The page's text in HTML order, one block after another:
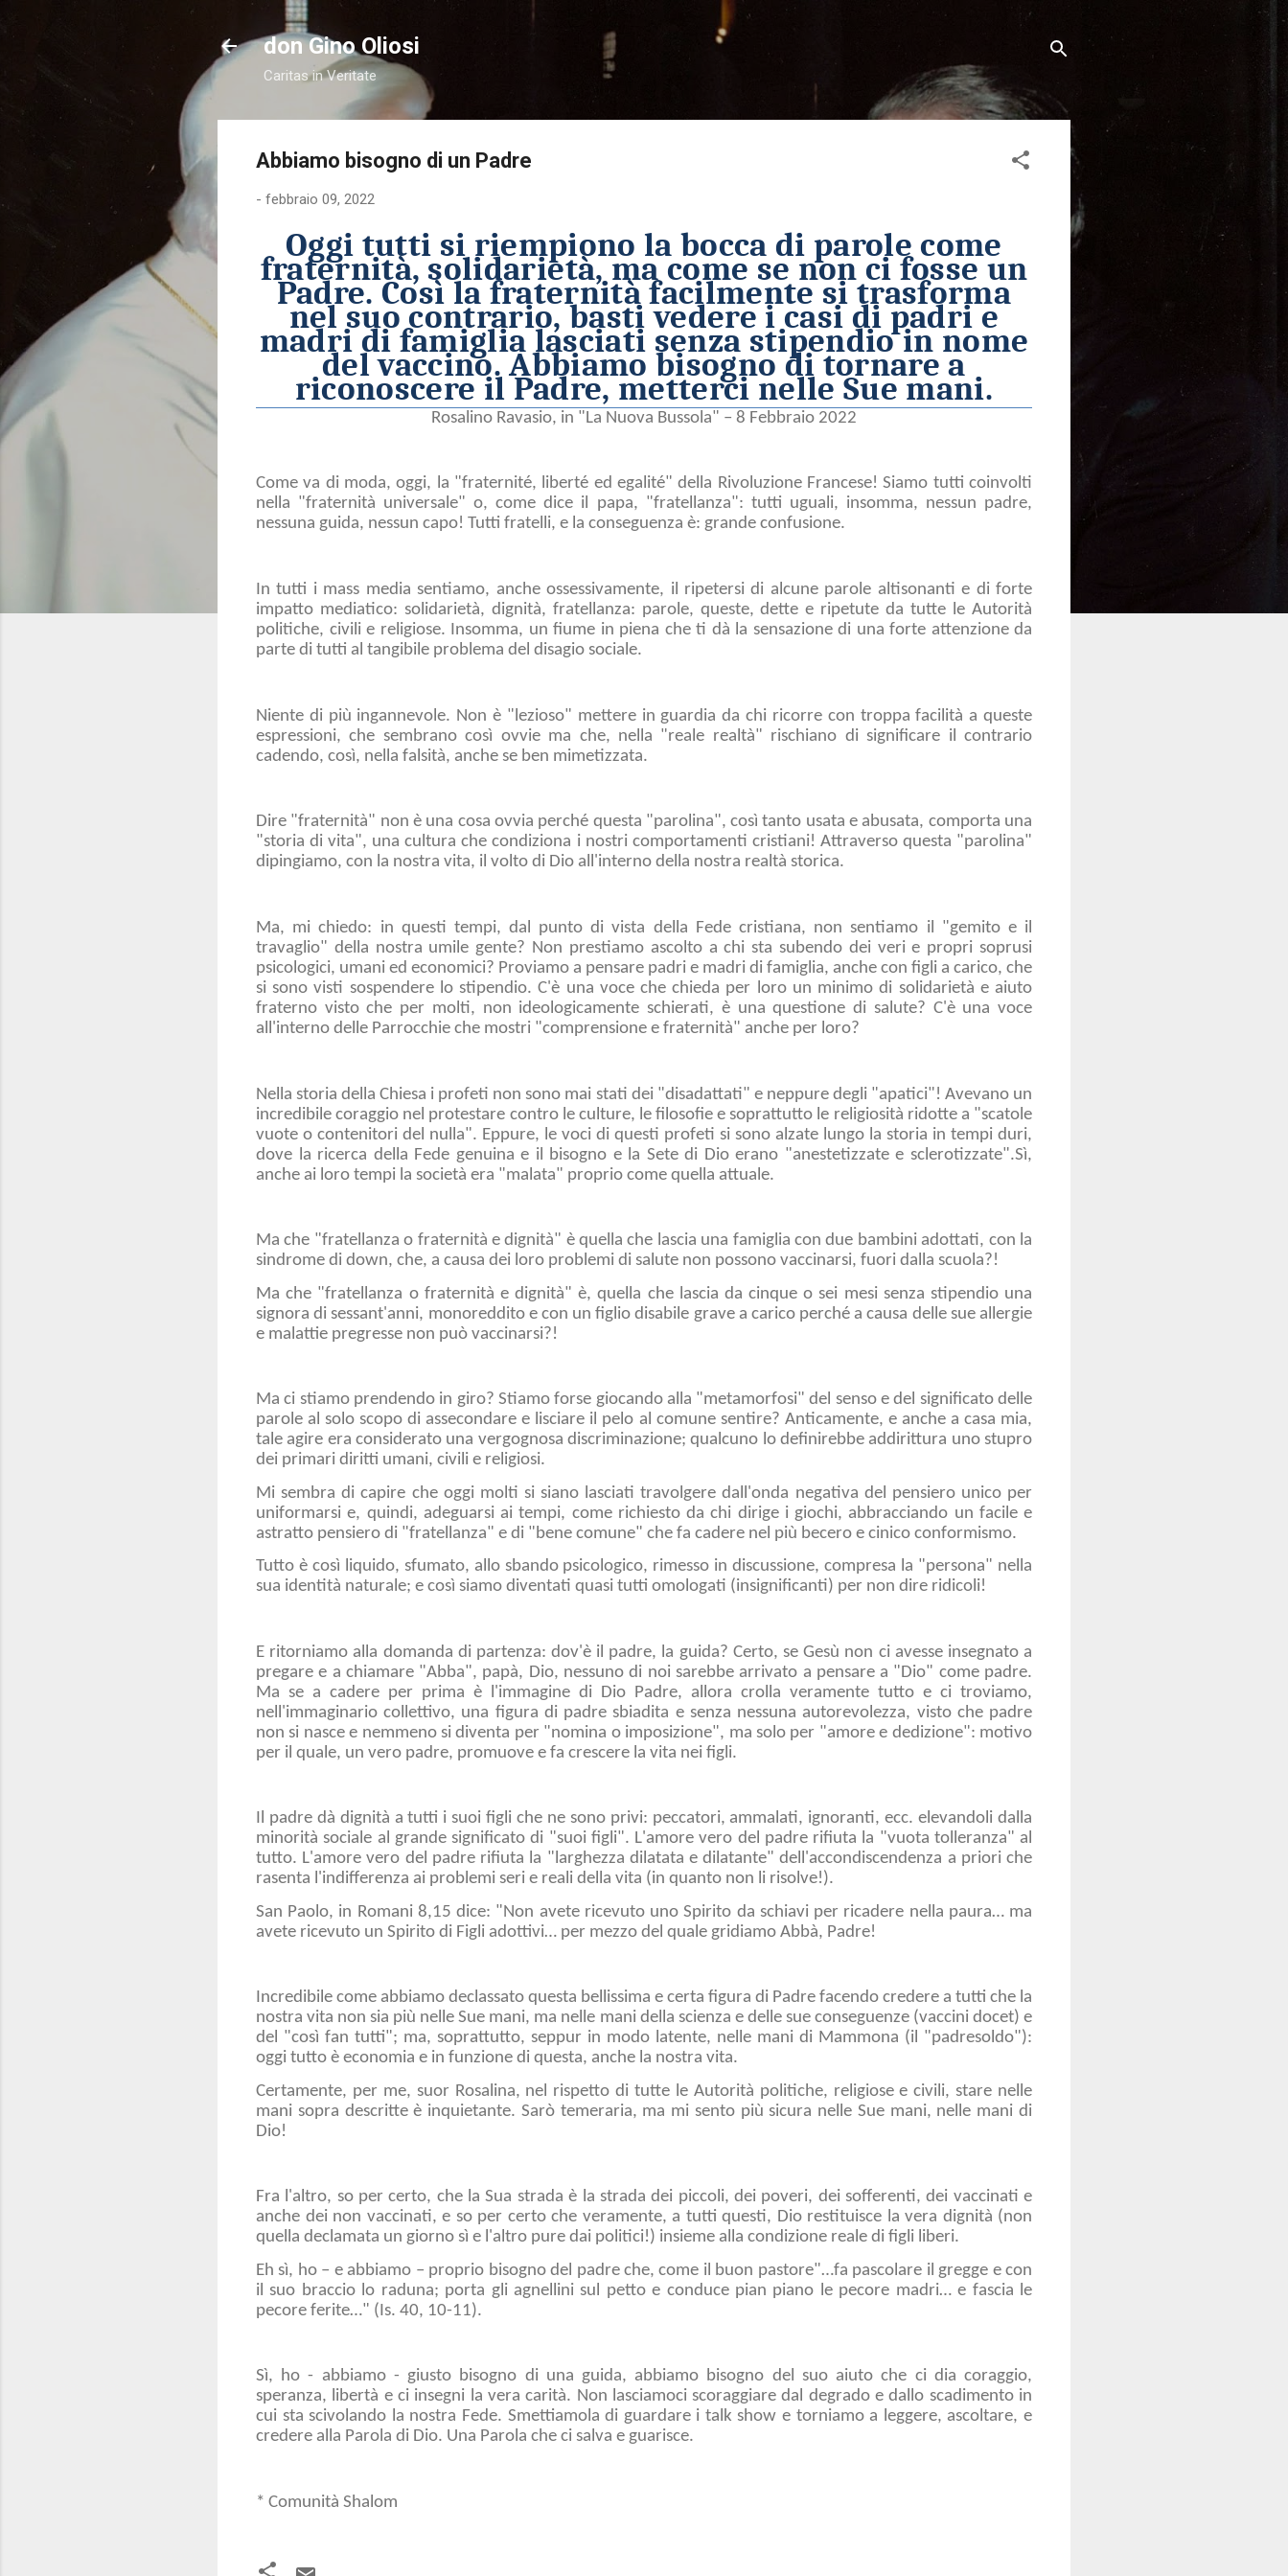
Passa ai contenuti principali
don Gino Oliosi
Caritas in Veritate
Abbiamo bisogno di un Padre
- febbraio 09, 2022
Oggi tutti si riempiono la bocca di parole come
fraternità, solidarietà, ma come se non ci fosse un
Padre. Così la fraternità facilmente si trasforma
nel suo contrario, basti vedere i casi di padri e
madri di famiglia lasciati senza stipendio in nome
del vaccino. Abbiamo bisogno di tornare a
riconoscere il Padre, metterci nelle Sue mani.
Rosalino Ravasio, in "La Nuova Bussola" – 8 Febbraio 2022
Come va di moda, oggi, la "fraternité, liberté ed egalité" della Rivoluzione Francese! Siamo tutti coinvolti
nella "fraternità universale" o, come dice il papa, "fratellanza": tutti uguali, insomma, nessun padre,
nessuna guida, nessun capo! Tutti fratelli, e la conseguenza è: grande confusione.
In tutti i mass media sentiamo, anche ossessivamente, il ripetersi di alcune parole altisonanti e di forte
impatto mediatico: solidarietà, dignità, fratellanza: parole, queste, dette e ripetute da tutte le Autorità
politiche, civili e religiose. Insomma, un fiume in piena che ti dà la sensazione di una forte attenzione da
parte di tutti al tangibile problema del disagio sociale.
Niente di più ingannevole. Non è "lezioso" mettere in guardia da chi ricorre con troppa facilità a queste
espressioni, che sembrano così ovvie ma che, nella "reale realtà" rischiano di significare il contrario
cadendo, così, nella falsità, anche se ben mimetizzata.
Dire "fraternità" non è una cosa ovvia perché questa "parolina", così tanto usata e abusata, comporta una
"storia di vita", una cultura che condiziona i nostri comportamenti cristiani! Attraverso questa "parolina"
dipingiamo, con la nostra vita, il volto di Dio all'interno della nostra realtà storica.
Ma, mi chiedo: in questi tempi, dal punto di vista della Fede cristiana, non sentiamo il "gemito e il
travaglio" della nostra umile gente? Non prestiamo ascolto a chi sta subendo dei veri e propri soprusi
psicologici, umani ed economici? Proviamo a pensare padri e madri di famiglia, anche con figli a carico, che
si sono visti sospendere lo stipendio. C'è una voce che chieda per loro un minimo di solidarietà e aiuto
fraterno visto che per molti, non ideologicamente schierati, è una questione di salute? C'è una voce
all'interno delle Parrocchie che mostri "comprensione e fraternità" anche per loro?
Nella storia della Chiesa i profeti non sono mai stati dei "disadattati" e neppure degli "apatici"! Avevano un
incredibile coraggio nel protestare contro le culture, le filosofie e soprattutto le religiosità ridotte a "scatole
vuote o contenitori del nulla". Eppure, le voci di questi profeti si sono alzate lungo la storia in tempi duri,
dove la ricerca della Fede genuina e il bisogno e la Sete di Dio erano "anestetizzate e sclerotizzate".Sì,
anche ai loro tempi la società era "malata" proprio come quella attuale.
Ma che "fratellanza o fraternità e dignità" è quella che lascia una famiglia con due bambini adottati, con la
sindrome di down, che, a causa dei loro problemi di salute non possono vaccinarsi, fuori dalla scuola?!
Ma che "fratellanza o fraternità e dignità" è, quella che lascia da cinque o sei mesi senza stipendio una
signora di sessant'anni, monoreddito e con un figlio disabile grave a carico perché a causa delle sue allergie
e malattie pregresse non può vaccinarsi?!
Ma ci stiamo prendendo in giro? Stiamo forse giocando alla "metamorfosi" del senso e del significato delle
parole al solo scopo di assecondare e lisciare il pelo al comune sentire? Anticamente, e anche a casa mia,
tale agire era considerato una vergognosa discriminazione; qualcuno lo definirebbe addirittura uno stupro
dei primari diritti umani, civili e religiosi.
Mi sembra di capire che oggi molti si siano lasciati travolgere dall'onda negativa del pensiero unico per
uniformarsi e, quindi, adeguarsi ai tempi, come richiesto da chi dirige i giochi, abbracciando un facile e
astratto pensiero di "fratellanza" e di "bene comune" che fa cadere nel più becero e cinico conformismo.
Tutto è così liquido, sfumato, allo sbando psicologico, rimesso in discussione, compresa la "persona" nella
sua identità naturale; e così siamo diventati quasi tutti omologati (insignificanti) per non dire ridicoli!
E ritorniamo alla domanda di partenza: dov'è il padre, la guida? Certo, se Gesù non ci avesse insegnato a
pregare e a chiamare "Abba", papà, Dio, nessuno di noi sarebbe arrivato a pensare a "Dio" come padre.
Ma se a cadere per prima è l'immagine di Dio Padre, allora crolla veramente tutto e ci troviamo,
nell'immaginario collettivo, una figura di padre sbiadita e senza nessuna autorevolezza, visto che padre
non si nasce e nemmeno si diventa per "nomina o imposizione", ma solo per "amore e dedizione": motivo
per il quale, un vero padre, promuove e fa crescere la vita nei figli.
Il padre dà dignità a tutti i suoi figli che ne sono privi: peccatori, ammalati, ignoranti, ecc. elevandoli dalla
minorità sociale al grande significato di "suoi figli". L'amore vero del padre rifiuta la "vuota tolleranza" al
tutto. L'amore vero del padre rifiuta la "larghezza dilatata e dilatante" dell'accondiscendenza a priori che
rasenta l'indifferenza ai problemi seri e reali della vita (in quanto non li risolve!).
San Paolo, in Romani 8,15 dice: "Non avete ricevuto uno Spirito da schiavi per ricadere nella paura… ma
avete ricevuto un Spirito di Figli adottivi… per mezzo del quale gridiamo Abbà, Padre!
Incredibile come abbiamo declassato questa bellissima e certa figura di Padre facendo credere a tutti che la
nostra vita non sia più nelle Sue mani, ma nelle mani della scienza e delle sue conseguenze (vaccini docet) e
del "così fan tutti"; ma, soprattutto, seppur in modo latente, nelle mani di Mammona (il "padresoldo"):
oggi tutto è economia e in funzione di questa, anche la nostra vita.
Certamente, per me, suor Rosalina, nel rispetto di tutte le Autorità politiche, religiose e civili, stare nelle
mani sopra descritte è inquietante. Sarò temeraria, ma mi sento più sicura nelle Sue mani, nelle mani di
Dio!
Fra l'altro, so per certo, che la Sua strada è la strada dei piccoli, dei poveri, dei sofferenti, dei vaccinati e
anche dei non vaccinati, e so per certo che veramente, a tutti questi, Dio restituisce la vera dignità (non
quella declamata un giorno sì e l'altro pure dai politici!) insieme alla condizione reale di figli liberi.
Eh sì, ho – e abbiamo – proprio bisogno del padre che, come il buon pastore"…fa pascolare il gregge e con
il suo braccio lo raduna; porta gli agnellini sul petto e conduce pian piano le pecore madri… e fascia le
pecore ferite…" (Is. 40, 10-11).
Sì, ho - abbiamo - giusto bisogno di una guida, abbiamo bisogno del suo aiuto che ci dia coraggio,
speranza, libertà e ci insegni la vera carità. Non lasciamoci scoraggiare dal degrado e dallo scadimento in
cui sta scivolando la nostra Fede. Smettiamola di guardare i talk show e torniamo a leggere, ascoltare, e
credere alla Parola di Dio. Una Parola che ci salva e guarisce.
* Comunità Shalom